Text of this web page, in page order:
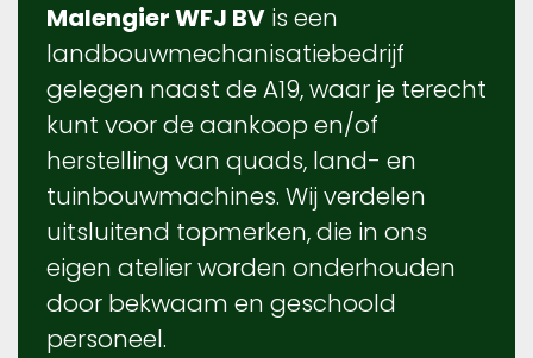
Malengier WFJ BV is een
landbouwmechanisatiebedrijf
gelegen naast de A19, waar je terecht
kunt voor de aankoop en/of
herstelling van quads, land- en
tuinbouwmachines. Wij verdelen
uitsluitend topmerken, die in ons
eigen atelier worden onderhouden
door bekwaam en geschoold
personeel.